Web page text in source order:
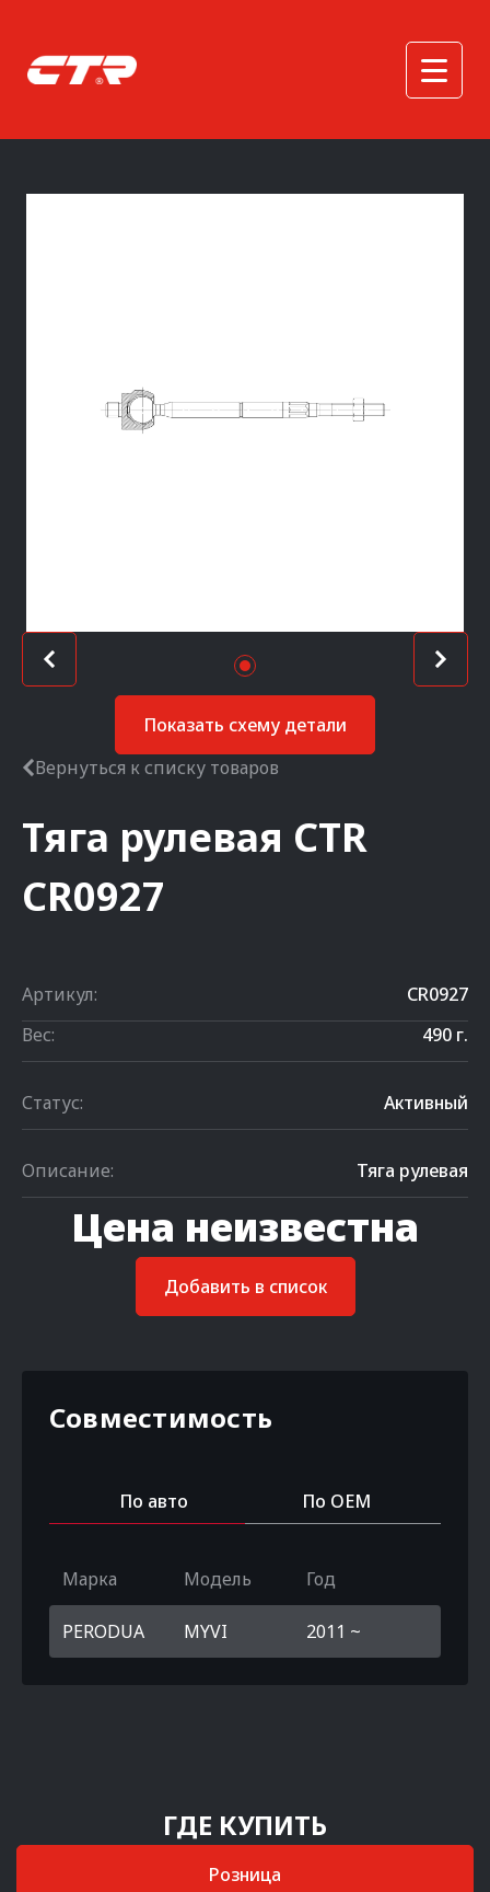
Показать схему детали
Вернуться к списку товаров
Тяга рулевая CTR
CR0927
Артикул:
CR0927
Вес:
490 г.
Статус: Активный
Описание: Тяга рулевая
Цена неизвестна
Добавить в список
Совместимость
По авто По OEM
Марка Модель Год
PERODUA MYVI 2011 ~
ГДЕ КУПИТЬ
Розница